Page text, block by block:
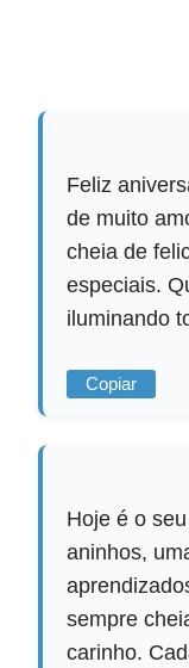
Feliz
de muito
cheia de
especiais.
iluminando
Copiar
Hoje é o
aninhos,
sempre
carinho.